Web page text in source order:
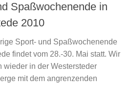
Spaßwochenende in
2010
Sport- und Spaßwochenende
findet vom 28.-30. Mai statt. Wir
wieder in der Westersteder
mit dem angrenzenden